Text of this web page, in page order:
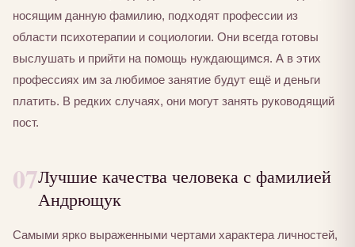
носящим данную фамилию, подходят профессии из
области психотерапии и социологии. Они всегда готовы
выслушать и прийти на помощь нуждающимся. А в этих
профессиях им за любимое занятие будут ещё и деньги
платить. В редких случаях, они могут занять руководящий
пост.
07Лучшие качества человека с фамилией
Андрющук
Самыми ярко выраженными чертами характера личностей,